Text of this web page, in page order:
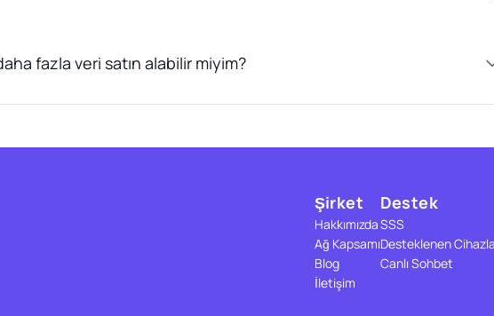
fazla veri satın alabilir miyim?
Şirket
Hakkımızda
Ağ Kapsamı
Blog
İletişim
Destek
SSS
Desteklenen
Canlı Sohbet